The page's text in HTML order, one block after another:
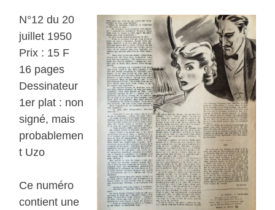
N°12 du 20
juillet 1950
Prix : 15 F
16 pages
Dessinateur
1er plat : non
signé, mais
probablemen
t Uzo
Ce numéro
contient une